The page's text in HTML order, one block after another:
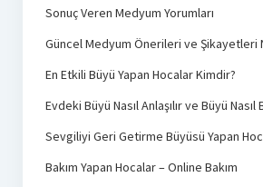
Sonuç Veren Medyum Yorumları
Güncel Medyum Önerileri ve Şikayetleri
En Etkili Büyü Yapan Hocalar Kimdir?
Evdeki Büyü Nasıl Anlaşılır ve Büyü Nasıl
Sevgiliyi Geri Getirme Büyüsü Yapan
Bakım Yapan Hocalar – Online Bakım